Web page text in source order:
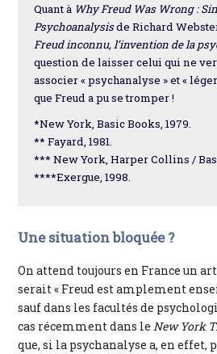
Quant à Why Freud Was Wrong :
Psychoanalysisde Richard
Freud inconnu, l’invention de la
question de laisser celui qui ne
associer « psychanalyse » et «
que Freud a pu se tromper !
*New York, Basic Books, 1979.
** Fayard, 1981.
*** New York, Harper Collins /
****Exergue, 1998.
Une situation bloquée ?
On attend toujours en France un
serait « Freud est amplement
sauf dans les facultés de
cas récemment dans leNew York
que, si la psychanalyse a, en